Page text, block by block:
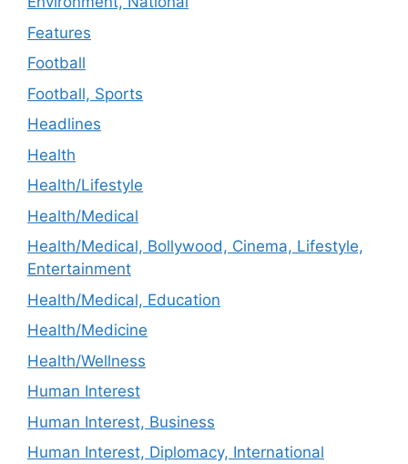
Features
Football
Football, Sports
Headlines
Health
Health/Lifestyle
Health/Medical
Health/Medical, Bollywood, Cinema, Lifestyle,
Entertainment
Health/Medical, Education
Health/Medicine
Health/Wellness
Human Interest
Human Interest, Business
Human Interest, Diplomacy, International